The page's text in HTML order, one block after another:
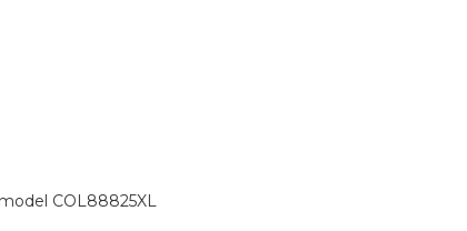
COL88825XL